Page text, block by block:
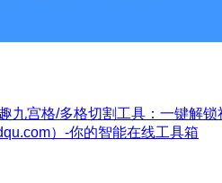
九宫格/多格切割工具：一键解
）-你的智能在线工具箱